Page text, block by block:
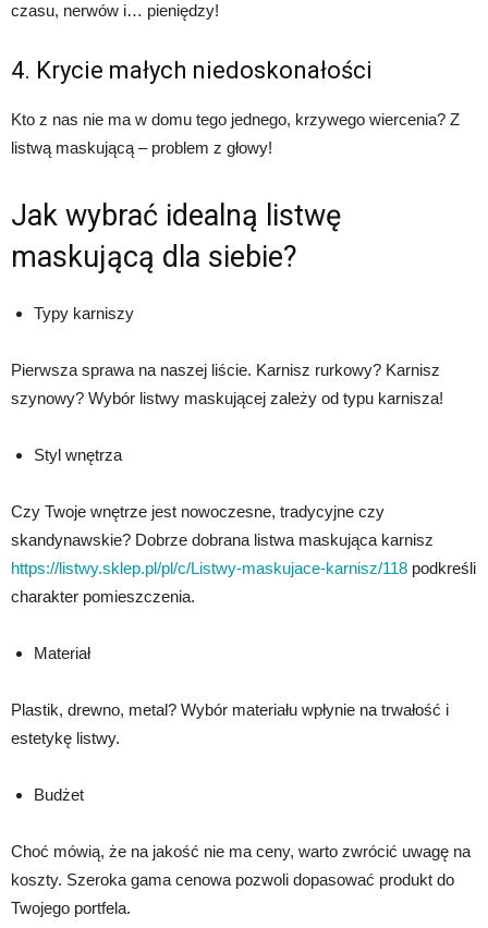
czasu, nerwów i… pieniędzy!
4. Krycie małych niedoskonałości
Kto z nas nie ma w domu tego jednego, krzywego wiercenia? Z
listwą maskującą – problem z głowy!
Jak wybrać idealną listwę
maskującą dla siebie?
Typy karniszy
Pierwsza sprawa na naszej liście. Karnisz rurkowy? Karnisz
szynowy? Wybór listwy maskującej zależy od typu karnisza!
Styl wnętrza
Czy Twoje wnętrze jest nowoczesne, tradycyjne czy
skandynawskie? Dobrze dobrana listwa maskująca karnisz
https://listwy.sklep.pl/pl/c/Listwy-maskujace-karnisz/118 podkreśli
charakter pomieszczenia.
Materiał
Plastik, drewno, metal? Wybór materiału wpłynie na trwałość i
estetykę listwy.
Budżet
Choć mówią, że na jakość nie ma ceny, warto zwrócić uwagę na
koszty. Szeroka gama cenowa pozwoli dopasować produkt do
Twojego portfela.